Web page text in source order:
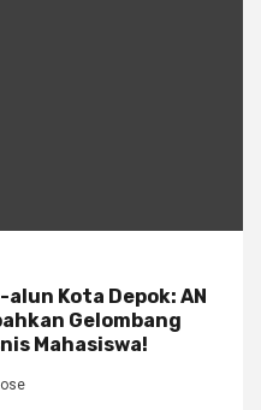
Kota Depok: AN
Gelombang
Mahasiswa!